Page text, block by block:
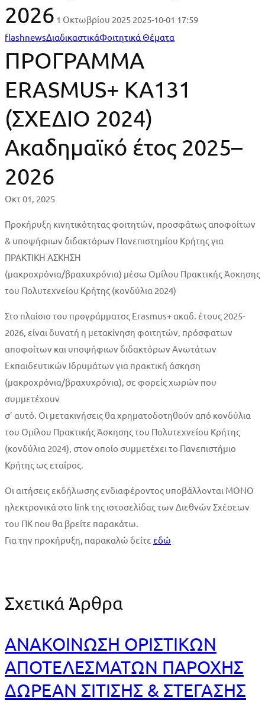
2026 1 Οκτωβρίου 2025 2025-10-01 17:59
ΠΡΟΓΡΑΜΜΑ
ERASMUS+
KA131
(ΣΧΕΔΙΟ
2024)
Ακαδημαϊκό
έτος
2025–
2026
flashnewsΔιαδικαστικάΦοιτητικά Θέματα
ΠΡΟΓΡΑΜΜΑ
ERASMUS+ KA131
(ΣΧΕΔΙΟ 2024)
Ακαδημαϊκό έτος 2025–
2026
Οκτ 01, 2025
Προκήρυξη κινητικότητας φοιτητών, προσφάτως αποφοίτων
& υποψήφιων διδακτόρων Πανεπιστημίου Κρήτης για
ΠΡΑΚΤΙΚΗ ΑΣΚΗΣΗ
(μακροχρόνια/βραχυχρόνια) μέσω Ομίλου Πρακτικής Άσκησης
του Πολυτεχνείου Κρήτης (κονδύλια 2024)
Στο πλαίσιο του προγράμματος Erasmus+ ακαδ. έτους 2025-
2026, είναι δυνατή η μετακίνηση φοιτητών, πρόσφατων
αποφοίτων και υποψήφιων διδακτόρων Ανωτάτων
Εκπαιδευτικών Ιδρυμάτων για πρακτική άσκηση
(μακροχρόνια/βραχυχρόνια), σε φορείς χωρών που
συμμετέχουν
σ’ αυτό. Οι μετακινήσεις θα χρηματοδοτηθούν από κονδύλια
του Ομίλου Πρακτικής Άσκησης του Πολυτεχνείου Κρήτης
(κονδύλια 2024), στον οποίο συμμετέχει το Πανεπιστήμιο
Κρήτης ως εταίρος.
Οι αιτήσεις εκδήλωσης ενδιαφέροντος υποβάλλονται ΜΟΝΟ
ηλεκτρονικά στο link της ιστοσελίδας των Διεθνών Σχέσεων
του ΠΚ που θα βρείτε παρακάτω.
Για την προκήρυξη, παρακαλώ δείτε εδώ
Σχετικά Άρθρα
ΑΝΑΚΟΙΝΩΣΗ ΟΡΙΣΤΙΚΩΝ
ΑΠΟΤΕΛΕΣΜΑΤΩΝ ΠΑΡΟΧΗΣ
ΔΩΡΕΑΝ ΣΙΤΙΣΗΣ & ΣΤΕΓΑΣΗΣ